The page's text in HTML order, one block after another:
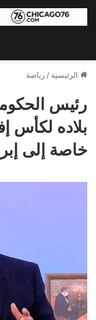
الرئيسية /رياضة
رئيس
بلاده لكأس
خاصة إلى